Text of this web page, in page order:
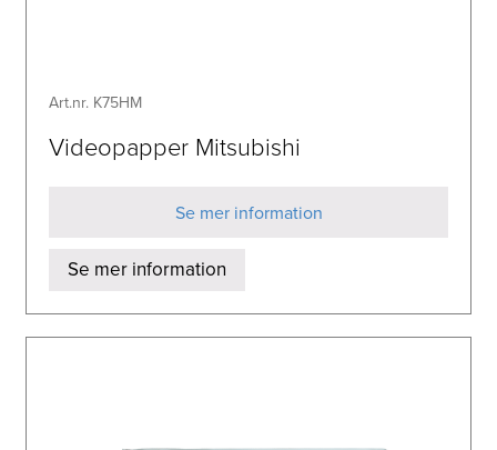
Art.nr. K75HM
Videopapper Mitsubishi
Se mer information
Se mer information